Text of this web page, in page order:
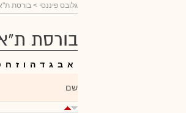
גלובס פיננסי > בורסת
בורסת
ח ז ו ה ד ג ב א
שם